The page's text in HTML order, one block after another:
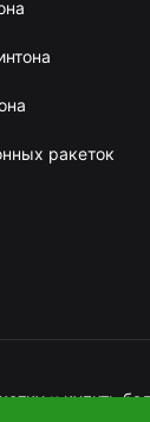
ракеток
икупить